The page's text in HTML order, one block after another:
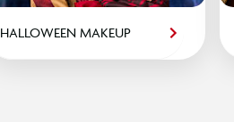
HALLOWEEN MAKEUP